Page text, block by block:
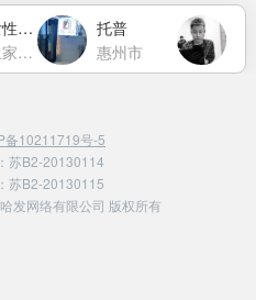
中国女性力量萧莉洁
恩施土家族苗族自治州
托普
惠州市
备10211719号-5
苏B2-20130114
苏B2-20130115
发网络有限公司 版权所有